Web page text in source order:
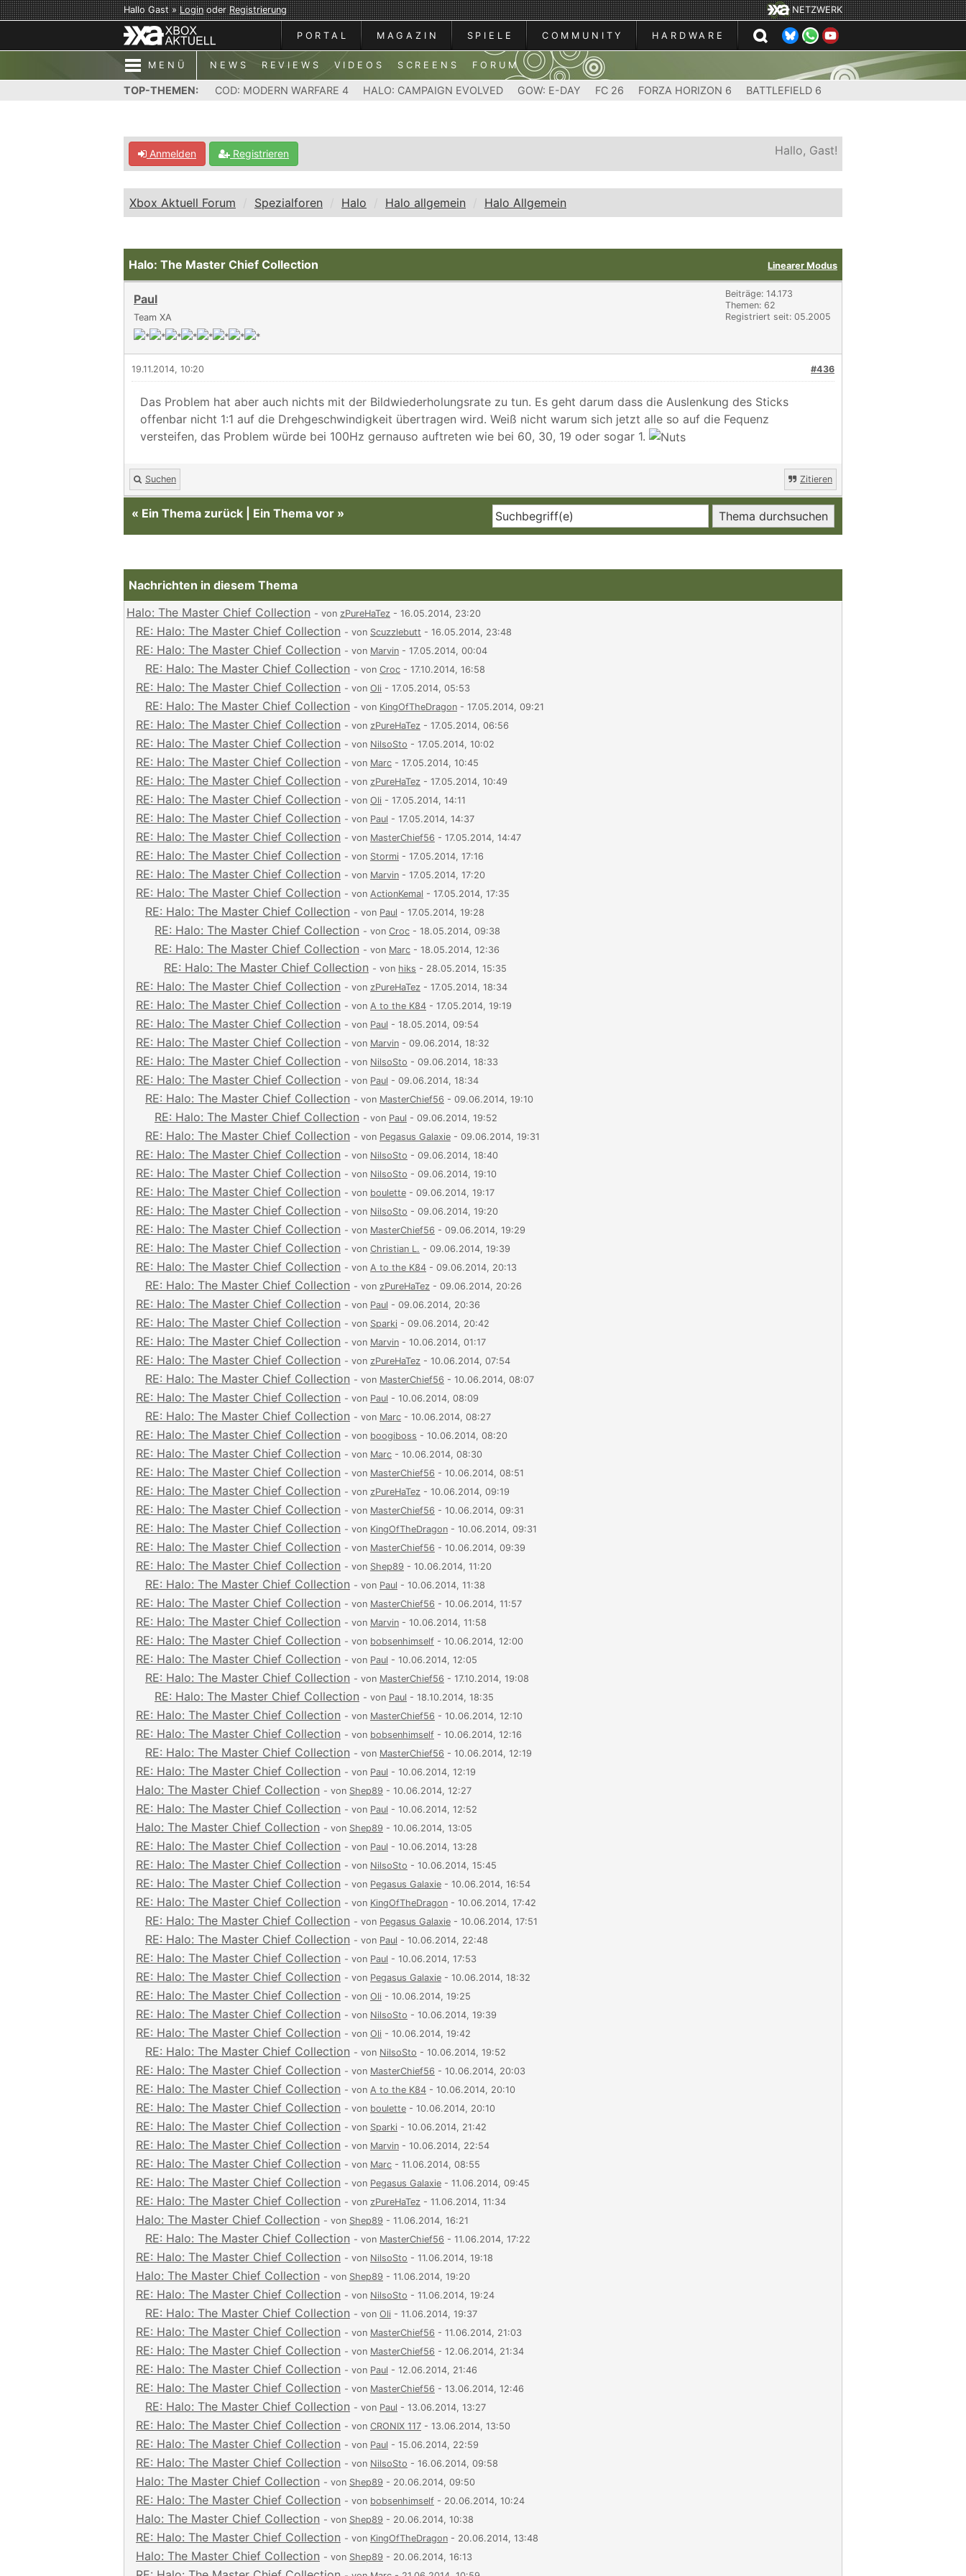
Hallo Gast »LoginoderRegistrierung NETZWERK
PORTAL MAGAZIN SPIELE COMMUNITY HARDWARE
MENÜ NEWS REVIEWS VIDEOS SCREENS FORUM
TOP-THEMEN: COD: MODERN WARFARE 4 HALO: CAMPAIGN EVOLVED GOW: E-DAY FC 26 FORZA HORIZON 6 BATTLEFIELD 6
Anmelden Registrieren Hallo, Gast!
Xbox Aktuell Forum Spezialforen Halo Halo allgemein Halo Allgemein
Linearer Modus
Halo: The Master Chief Collection
Paul
Team XA
Beiträge: 14.173
Themen: 62
Registriert seit: 05.2005
#436
19.11.2014, 10:20
Das Problem hat aber auch nichts mit der Bildwiederholungsrate zu tun. Es geht darum dass die Auslenkung des Sticks
offenbar nicht 1:1 auf die Drehgeschwindigkeit übertragen wird. Weiß nicht warum sich jetzt alle so auf die Fequenz
versteifen, das Problem würde bei 100Hz gernauso auftreten wie bei 60, 30, 19 oder sogar 1.
Suchen Zitieren
« Ein Thema zurück Ein Thema vor »
Nachrichten in diesem Thema
Halo: The Master Chief Collection - von zPureHaTez - 16.05.2014, 23:20
RE: Halo: The Master Chief Collection - von Scuzzlebutt - 16.05.2014, 23:48
RE: Halo: The Master Chief Collection - von Marvin - 17.05.2014, 00:04
RE: Halo: The Master Chief Collection - von Croc - 17.10.2014, 16:58
RE: Halo: The Master Chief Collection - von Oli - 17.05.2014, 05:53
RE: Halo: The Master Chief Collection - von KingOfTheDragon - 17.05.2014, 09:21
RE: Halo: The Master Chief Collection - von zPureHaTez - 17.05.2014, 06:56
RE: Halo: The Master Chief Collection - von NilsoSto - 17.05.2014, 10:02
RE: Halo: The Master Chief Collection - von Marc - 17.05.2014, 10:45
RE: Halo: The Master Chief Collection - von zPureHaTez - 17.05.2014, 10:49
RE: Halo: The Master Chief Collection - von Oli - 17.05.2014, 14:11
RE: Halo: The Master Chief Collection - von Paul - 17.05.2014, 14:37
RE: Halo: The Master Chief Collection - von MasterChief56 - 17.05.2014, 14:47
RE: Halo: The Master Chief Collection - von Stormi - 17.05.2014, 17:16
RE: Halo: The Master Chief Collection - von Marvin - 17.05.2014, 17:20
RE: Halo: The Master Chief Collection - von ActionKemal - 17.05.2014, 17:35
RE: Halo: The Master Chief Collection - von Paul - 17.05.2014, 19:28
RE: Halo: The Master Chief Collection - von Croc - 18.05.2014, 09:38
RE: Halo: The Master Chief Collection - von Marc - 18.05.2014, 12:36
RE: Halo: The Master Chief Collection - von hiks - 28.05.2014, 15:35
RE: Halo: The Master Chief Collection - von zPureHaTez - 17.05.2014, 18:34
RE: Halo: The Master Chief Collection - von A to the K84 - 17.05.2014, 19:19
RE: Halo: The Master Chief Collection - von Paul - 18.05.2014, 09:54
RE: Halo: The Master Chief Collection - von Marvin - 09.06.2014, 18:32
RE: Halo: The Master Chief Collection - von NilsoSto - 09.06.2014, 18:33
RE: Halo: The Master Chief Collection - von Paul - 09.06.2014, 18:34
RE: Halo: The Master Chief Collection - von MasterChief56 - 09.06.2014, 19:10
RE: Halo: The Master Chief Collection - von Paul - 09.06.2014, 19:52
RE: Halo: The Master Chief Collection - von Pegasus Galaxie - 09.06.2014, 19:31
RE: Halo: The Master Chief Collection - von NilsoSto - 09.06.2014, 18:40
RE: Halo: The Master Chief Collection - von NilsoSto - 09.06.2014, 19:10
RE: Halo: The Master Chief Collection - von boulette - 09.06.2014, 19:17
RE: Halo: The Master Chief Collection - von NilsoSto - 09.06.2014, 19:20
RE: Halo: The Master Chief Collection - von MasterChief56 - 09.06.2014, 19:29
RE: Halo: The Master Chief Collection - von Christian L. - 09.06.2014, 19:39
RE: Halo: The Master Chief Collection - von A to the K84 - 09.06.2014, 20:13
RE: Halo: The Master Chief Collection - von zPureHaTez - 09.06.2014, 20:26
RE: Halo: The Master Chief Collection - von Paul - 09.06.2014, 20:36
RE: Halo: The Master Chief Collection - von Sparki - 09.06.2014, 20:42
RE: Halo: The Master Chief Collection - von Marvin - 10.06.2014, 01:17
RE: Halo: The Master Chief Collection - von zPureHaTez - 10.06.2014, 07:54
RE: Halo: The Master Chief Collection - von MasterChief56 - 10.06.2014, 08:07
RE: Halo: The Master Chief Collection - von Paul - 10.06.2014, 08:09
RE: Halo: The Master Chief Collection - von Marc - 10.06.2014, 08:27
RE: Halo: The Master Chief Collection - von boogiboss - 10.06.2014, 08:20
RE: Halo: The Master Chief Collection - von Marc - 10.06.2014, 08:30
RE: Halo: The Master Chief Collection - von MasterChief56 - 10.06.2014, 08:51
RE: Halo: The Master Chief Collection - von zPureHaTez - 10.06.2014, 09:19
RE: Halo: The Master Chief Collection - von MasterChief56 - 10.06.2014, 09:31
RE: Halo: The Master Chief Collection - von KingOfTheDragon - 10.06.2014, 09:31
RE: Halo: The Master Chief Collection - von MasterChief56 - 10.06.2014, 09:39
RE: Halo: The Master Chief Collection - von Shep89 - 10.06.2014, 11:20
RE: Halo: The Master Chief Collection - von Paul - 10.06.2014, 11:38
RE: Halo: The Master Chief Collection - von MasterChief56 - 10.06.2014, 11:57
RE: Halo: The Master Chief Collection - von Marvin - 10.06.2014, 11:58
RE: Halo: The Master Chief Collection - von bobsenhimself - 10.06.2014, 12:00
RE: Halo: The Master Chief Collection - von Paul - 10.06.2014, 12:05
RE: Halo: The Master Chief Collection - von MasterChief56 - 17.10.2014, 19:08
RE: Halo: The Master Chief Collection - von Paul - 18.10.2014, 18:35
RE: Halo: The Master Chief Collection - von MasterChief56 - 10.06.2014, 12:10
RE: Halo: The Master Chief Collection - von bobsenhimself - 10.06.2014, 12:16
RE: Halo: The Master Chief Collection - von MasterChief56 - 10.06.2014, 12:19
RE: Halo: The Master Chief Collection - von Paul - 10.06.2014, 12:19
Halo: The Master Chief Collection - von Shep89 - 10.06.2014, 12:27
RE: Halo: The Master Chief Collection - von Paul - 10.06.2014, 12:52
Halo: The Master Chief Collection - von Shep89 - 10.06.2014, 13:05
RE: Halo: The Master Chief Collection - von Paul - 10.06.2014, 13:28
RE: Halo: The Master Chief Collection - von NilsoSto - 10.06.2014, 15:45
RE: Halo: The Master Chief Collection - von Pegasus Galaxie - 10.06.2014, 16:54
RE: Halo: The Master Chief Collection - von KingOfTheDragon - 10.06.2014, 17:42
RE: Halo: The Master Chief Collection - von Pegasus Galaxie - 10.06.2014, 17:51
RE: Halo: The Master Chief Collection - von Paul - 10.06.2014, 22:48
RE: Halo: The Master Chief Collection - von Paul - 10.06.2014, 17:53
RE: Halo: The Master Chief Collection - von Pegasus Galaxie - 10.06.2014, 18:32
RE: Halo: The Master Chief Collection - von Oli - 10.06.2014, 19:25
RE: Halo: The Master Chief Collection - von NilsoSto - 10.06.2014, 19:39
RE: Halo: The Master Chief Collection - von Oli - 10.06.2014, 19:42
RE: Halo: The Master Chief Collection - von NilsoSto - 10.06.2014, 19:52
RE: Halo: The Master Chief Collection - von MasterChief56 - 10.06.2014, 20:03
RE: Halo: The Master Chief Collection - von A to the K84 - 10.06.2014, 20:10
RE: Halo: The Master Chief Collection - von boulette - 10.06.2014, 20:10
RE: Halo: The Master Chief Collection - von Sparki - 10.06.2014, 21:42
RE: Halo: The Master Chief Collection - von Marvin - 10.06.2014, 22:54
RE: Halo: The Master Chief Collection - von Marc - 11.06.2014, 08:55
RE: Halo: The Master Chief Collection - von Pegasus Galaxie - 11.06.2014, 09:45
RE: Halo: The Master Chief Collection - von zPureHaTez - 11.06.2014, 11:34
Halo: The Master Chief Collection - von Shep89 - 11.06.2014, 16:21
RE: Halo: The Master Chief Collection - von MasterChief56 - 11.06.2014, 17:22
RE: Halo: The Master Chief Collection - von NilsoSto - 11.06.2014, 19:18
Halo: The Master Chief Collection - von Shep89 - 11.06.2014, 19:20
RE: Halo: The Master Chief Collection - von NilsoSto - 11.06.2014, 19:24
RE: Halo: The Master Chief Collection - von Oli - 11.06.2014, 19:37
RE: Halo: The Master Chief Collection - von MasterChief56 - 11.06.2014, 21:03
RE: Halo: The Master Chief Collection - von MasterChief56 - 12.06.2014, 21:34
RE: Halo: The Master Chief Collection - von Paul - 12.06.2014, 21:46
RE: Halo: The Master Chief Collection - von MasterChief56 - 13.06.2014, 12:46
RE: Halo: The Master Chief Collection - von Paul - 13.06.2014, 13:27
RE: Halo: The Master Chief Collection - von CRONIX 117 - 13.06.2014, 13:50
RE: Halo: The Master Chief Collection - von Paul - 15.06.2014, 22:59
RE: Halo: The Master Chief Collection - von NilsoSto - 16.06.2014, 09:58
Halo: The Master Chief Collection - von Shep89 - 20.06.2014, 09:50
RE: Halo: The Master Chief Collection - von bobsenhimself - 20.06.2014, 10:24
Halo: The Master Chief Collection - von Shep89 - 20.06.2014, 10:38
RE: Halo: The Master Chief Collection - von KingOfTheDragon - 20.06.2014, 13:48
Halo: The Master Chief Collection - von Shep89 - 20.06.2014, 16:13